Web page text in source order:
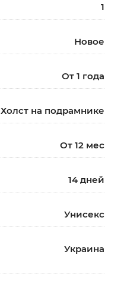
1
Новое
От 1 года
Холст на подрамнике
От 12 мес
14 дней
Унисекс
Украина